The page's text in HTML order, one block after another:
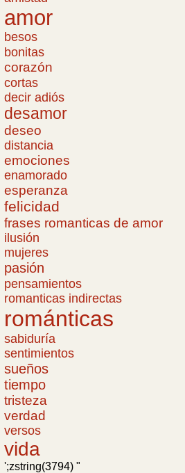
amor
besos
bonitas
corazón
cortas
decir adiós
desamor
deseo
distancia
emociones
enamorado
esperanza
felicidad
frases romanticas de amor
ilusión
mujeres
pasión
pensamientos
romanticas indirectas
románticas
sabiduría
sentimientos
sueños
tiempo
tristeza
verdad
versos
vida
';zstring(3794) "